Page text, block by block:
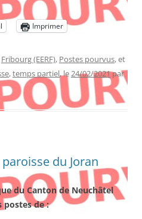
Imprimer
Fribourg (EERF), Postes pourvus, et
,temps partiel, le24/02/2021par
du Joran
du Canton de Neuchâtel
postes de :